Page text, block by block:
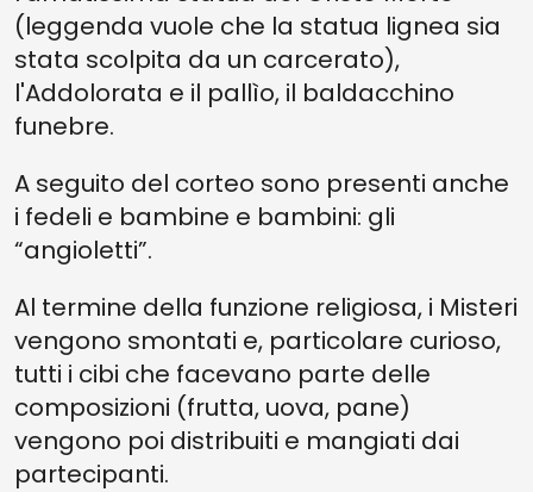
(leggenda vuole che la statua lignea sia
stata scolpita da un carcerato),
l'Addolorata e il pallìo, il baldacchino
funebre.
A seguito del corteo sono presenti anche
i fedeli e bambine e bambini: gli
“angioletti”.
Al termine della funzione religiosa, i Misteri
vengono smontati e, particolare curioso,
tutti i cibi che facevano parte delle
composizioni (frutta, uova, pane)
vengono poi distribuiti e mangiati dai
partecipanti.